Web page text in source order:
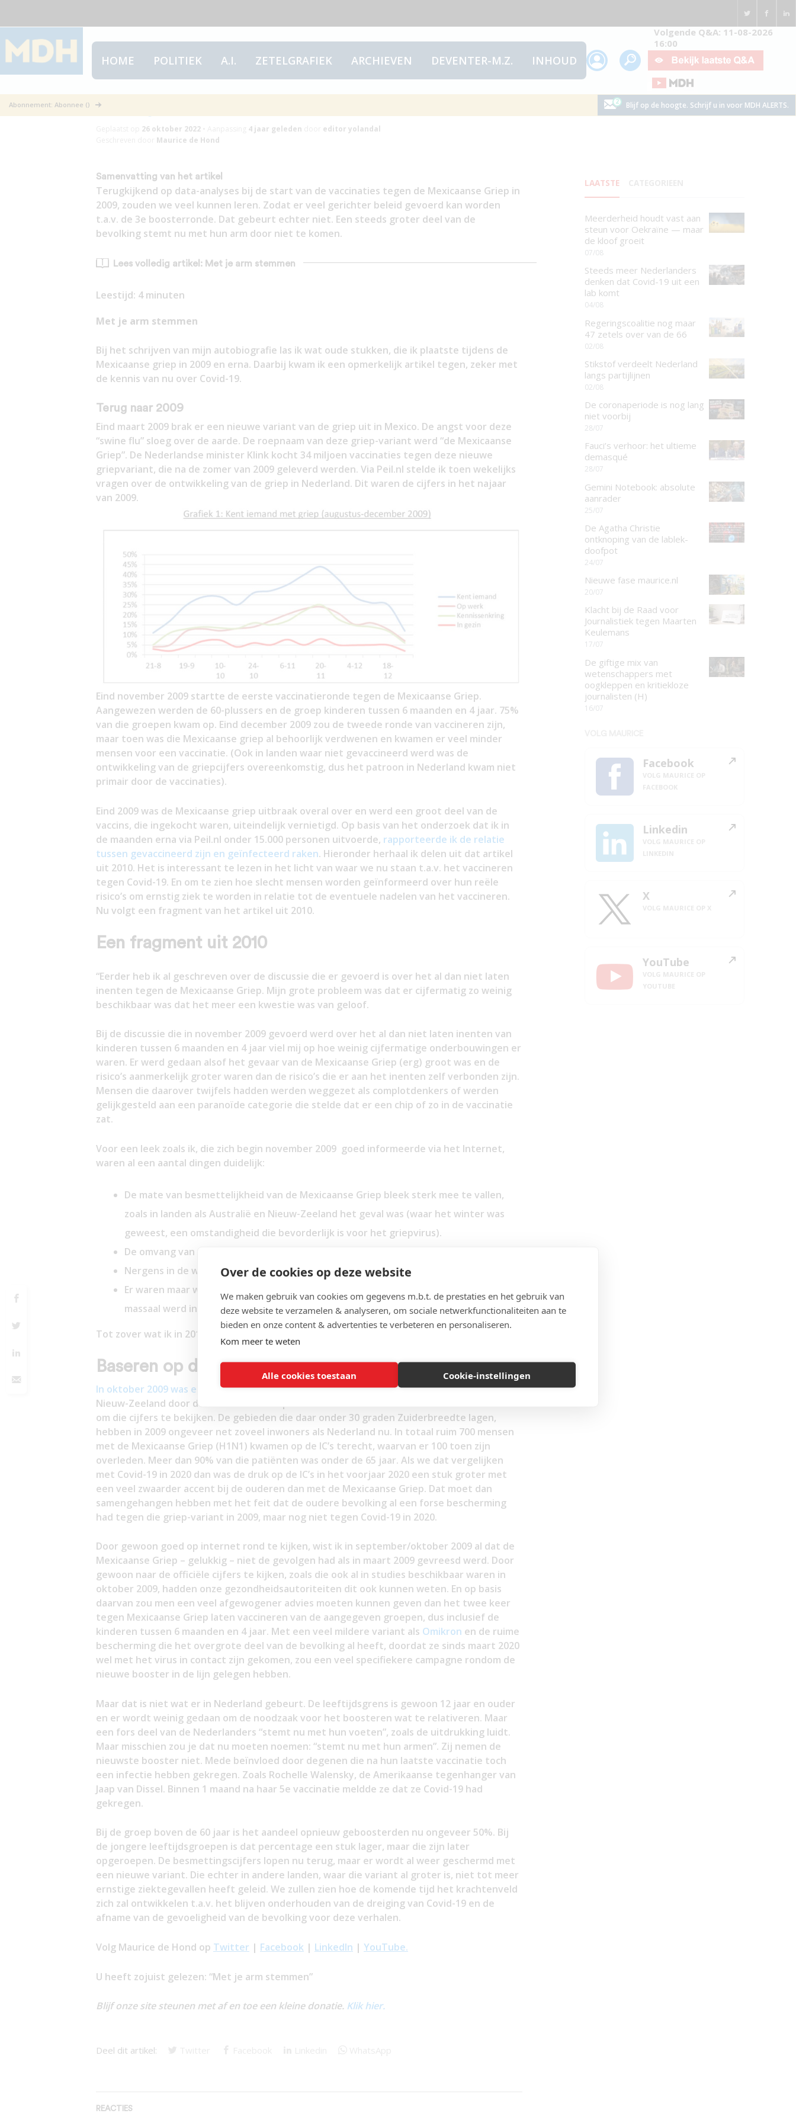
Over de cookies op deze website
We maken gebruik van cookies om gegevens m.b.t. de prestaties en het gebruik van
deze website te verzamelen & analyseren, om sociale netwerkfunctionaliteiten aan te
bieden en onze content & advertenties te verbeteren en personaliseren.
Kom meer te weten
Alle cookies toestaan Cookie-instellingen
HOME POLITIEK A.I. ZETELGRAFIEK ARCHIEVEN DEVENTER-M.Z. INHOUD
Volgende Q&A: 11-08-2026
16:00
Abonnement: Abonnee () Blijf op de hoogte. Schrijf u in voor MDH ALERTS.
Met je arm stemmen
26 oktober 2022• 4 jaar geleden
editor yolandal
Maurice de Hond
Samenvatting van het artikel
Terugkijkend op data-analyses bij de start van de vaccinaties tegen de Mexicaanse Griep in
2009, zouden we veel kunnen leren. Zodat er veel gerichter beleid gevoerd kan worden
t.a.v. de 3e boosterronde. Dat gebeurt echter niet. Een steeds groter deel van de
bevolking stemt nu met hun arm door niet te komen.
Lees volledig artikel: Met je arm stemmen
Leestijd: 4 minuten
Met je arm stemmen
Bij het schrijven van mijn autobiografie las ik wat oude stukken, die ik plaatste tijdens de
Mexicaanse griep in 2009 en erna. Daarbij kwam ik een opmerkelijk artikel tegen, zeker met
de kennis van nu over Covid-19.
Terug naar 2009
Eind maart 2009 brak er een nieuwe variant van de griep uit in Mexico. De angst voor deze
“swine flu” sloeg over de aarde. De roepnaam van deze griep-variant werd “de Mexicaanse
Griep”. De Nederlandse minister Klink kocht 34 miljoen vaccinaties tegen deze nieuwe
griepvariant, die na de zomer van 2009 geleverd werden. Via Peil.nl stelde ik toen wekelijks
vragen over de ontwikkeling van de griep in Nederland. Dit waren de cijfers in het najaar
van 2009.
Eind november 2009 startte de eerste vaccinatieronde tegen de Mexicaanse Griep.
Aangewezen werden de 60-plussers en de groep kinderen tussen 6 maanden en 4 jaar. 75%
van die groepen kwam op. Eind december 2009 zou de tweede ronde van vaccineren zijn,
maar toen was die Mexicaanse griep al behoorlijk verdwenen en kwamen er veel minder
mensen voor een vaccinatie. (Ook in landen waar niet gevaccineerd werd was de
ontwikkeling van de griepcijfers overeenkomstig, dus het patroon in Nederland kwam niet
primair door de vaccinaties).
Eind 2009 was de Mexicaanse griep uitbraak overal over en werd een groot deel van de
vaccins, die ingekocht waren, uiteindelijk vernietigd. Op basis van het onderzoek dat ik in
de maanden erna via Peil.nl onder 15.000 personen uitvoerde, rapporteerde ik de relatie
tussen gevaccineerd zijn en geïnfecteerd raken. Hieronder herhaal ik delen uit dat artikel
uit 2010. Het is interessant te lezen in het licht van waar we nu staan t.a.v. het vaccineren
tegen Covid-19. En om te zien hoe slecht mensen worden geïnformeerd over hun reële
risico’s om ernstig ziek te worden in relatie tot de eventuele nadelen van het vaccineren.
Nu volgt een fragment van het artikel uit 2010.
Een fragment uit 2010
“Eerder heb ik al geschreven over de discussie die er gevoerd is over het al dan niet laten
inenten tegen de Mexicaanse Griep. Mijn grote probleem was dat er cijfermatig zo weinig
beschikbaar was dat het meer een kwestie was van geloof.
Bij de discussie die in november 2009 gevoerd werd over het al dan niet laten inenten van
kinderen tussen 6 maanden en 4 jaar viel mij op hoe weinig cijfermatige onderbouwingen er
waren. Er werd gedaan alsof het gevaar van de Mexicaanse Griep (erg) groot was en de
risico’s aanmerkelijk groter waren dan de risico’s die er aan het inenten zelf verbonden zijn.
Mensen die daarover twijfels hadden werden weggezet als complotdenkers of werden
gelijkgesteld aan een paranoïde categorie die stelde dat er een chip of zo in de vaccinatie
zat.
Voor een leek zoals ik, die zich begin november 2009 goed informeerde via het Internet,
waren al een aantal dingen duidelijk:
De mate van besmettelijkheid van de Mexicaanse Griep bleek sterk mee te vallen,
zoals in landen als Australië en Nieuw-Zeeland het geval was (waar het winter was
geweest, een omstandigheid die bevorderlijk is voor het griepvirus).
De omvang van de sterfgevallen viel (gelukkig) mee.
Nergens in de wereld, behalve Nederland, werd 2 keer ingeënt.
Er waren maar weinig landen waar de groep van 6 maanden tot 4 jaar als risicogroep
massaal werd ingeënt.
Tot zover wat ik in 2010 schreef.
Baseren op data!
In oktober 2009 was er al een studie beschikbaarover de druk op de zorg in Australië en
Nieuw-Zeeland door de Mexicaanse Griep. Met de kennis van nu is het helemaal interessant
om die cijfers te bekijken. De gebieden die daar onder 30 graden Zuiderbreedte lagen,
hebben in 2009 ongeveer net zoveel inwoners als Nederland nu. In totaal ruim 700 mensen
met de Mexicaanse Griep (H1N1) kwamen op de IC’s terecht, waarvan er 100 toen zijn
overleden. Meer dan 90% van die patiënten was onder de 65 jaar. Als we dat vergelijken
met Covid-19 in 2020 dan was de druk op de IC’s in het voorjaar 2020 een stuk groter met
een veel zwaarder accent bij de ouderen dan met de Mexicaanse Griep. Dat moet dan
samengehangen hebben met het feit dat de oudere bevolking al een forse bescherming
had tegen die griep-variant in 2009, maar nog niet tegen Covid-19 in 2020.
Door gewoon goed op internet rond te kijken, wist ik in september/oktober 2009 al dat de
Mexicaanse Griep – gelukkig – niet de gevolgen had als in maart 2009 gevreesd werd. Door
gewoon naar de officiële cijfers te kijken, zoals die ook al in studies beschikbaar waren in
oktober 2009, hadden onze gezondheidsautoriteiten dit ook kunnen weten. En op basis
daarvan zou men een veel afgewogener advies moeten kunnen geven dan het twee keer
tegen Mexicaanse Griep laten vaccineren van de aangegeven groepen, dus inclusief de
kinderen tussen 6 maanden en 4 jaar. Met een veel mildere variant als Omikron en de ruime
bescherming die het overgrote deel van de bevolking al heeft, doordat ze sinds maart 2020
wel met het virus in contact zijn gekomen, zou een veel specifiekere campagne rondom de
nieuwe booster in de lijn gelegen hebben.
Maar dat is niet wat er in Nederland gebeurt. De leeftijdsgrens is gewoon 12 jaar en ouder
en er wordt weinig gedaan om de noodzaak voor het boosteren wat te relativeren. Maar
een fors deel van de Nederlanders “stemt nu met hun voeten”, zoals de uitdrukking luidt.
Maar misschien zou je dat nu moeten noemen: “stemt nu met hun armen”. Zij nemen de
nieuwste booster niet. Mede beïnvloed door degenen die na hun laatste vaccinatie toch
een infectie hebben gekregen. Zoals Rochelle Walensky, de Amerikaanse tegenhanger van
Jaap van Dissel. Binnen 1 maand na haar 5e vaccinatie meldde ze dat ze Covid-19 had
gekregen.
Bij de groep boven de 60 jaar is het aandeel opnieuw geboosterden nu ongeveer 50%. Bij
de jongere leeftijdsgroepen is dat percentage een stuk lager, maar die zijn later
opgeroepen. De besmettingscijfers lopen nu terug, maar er wordt al weer geschermd met
een nieuwe variant. Die echter in andere landen, waar die variant al groter is, niet tot meer
ernstige ziektegevallen heeft geleid. We zullen zien hoe de komende tijd het krachtenveld
zich zal ontwikkelen t.a.v. het blijven onderhouden van de dreiging van Covid-19 en de
afname van de gevoeligheid van de bevolking voor deze verhalen.
Volg Maurice de Hond op Twitter | Facebook| LinkedIn | YouTube.
U heeft zojuist gelezen: “Met je arm stemmen”
Blijf onze site steunen met af en toe een kleine donatie. Klik hier.
Deel dit artikel:
REACTIES
LAATSTE
Meerderheid houdt vast aan
steun voor Oekraïne — maar
de kloof groeit
07/08
Steeds meer Nederlanders
denken dat Covid-19 uit een
lab komt
04/08
Regeringscoalitie nog maar
47 zetels over van de 66
02/08
Stikstof verdeelt Nederland
langs partijlijnen
02/08
De coronaperiode is nog lang
niet voorbij
28/07
Fauci’s verhoor: het ultieme
demasqué
28/07
Gemini Notebook: absolute
aanrader
25/07
De Agatha Christie
ontknoping van de lablek-
doofpot
24/07
Nieuwe fase maurice.nl
20/07
Klacht bij de Raad voor
Journalistiek tegen Maarten
Keulemans
17/07
De giftige mix van
wetenschappers met
oogkleppen en kritiekloze
journalisten (H)
16/07
Facebook
Linkedin
X
YouTube